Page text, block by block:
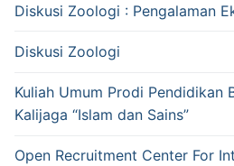
Diskusi Zoologi : Pengalaman
Diskusi Zoologi
Kuliah Umum Prodi Pendidikan
Kalijaga “Islam dan Sains”
Open Recruitment Center For